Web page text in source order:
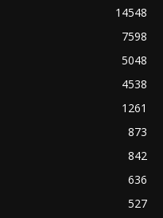
14548
7598
5048
4538
1261
873
842
636
527